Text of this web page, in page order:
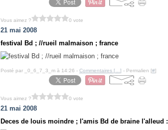
Vous aimez ? 0 vote
21 mai 2008
festival Bd ; //rueil malmaison ; france
Posté par _0_6_7_3_m à 14:26 - Commentaires [ ] - Permalien [#]
Vous aimez ? 0 vote
21 mai 2008
Deces de louis moindre ; l'amis Bd de braine l'alleud :